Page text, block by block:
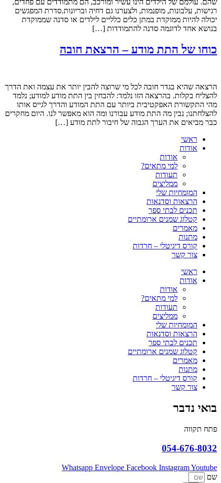
רגישות, עלבונות, מופנמות, ולצערנו גם דחיה ובריונות.סדרת המפגשים
יכולה להיות ממוקדת במתן כלים כלליים לילדים או סדנה שממוקדת
בנושא אחד לדוגמה סדנה להתמודדות […]
כוחו של התת מודע – הרצאת חובה
הרצאה שהיא בגדר חובה לכל מי שרוצה להבין יותר את עצמה ואת הדרך
להצליח בקלות. בהרצאה הזו נלמד: להבחין בין התת מודע למודע; נלמד
מהי התקשורת האפקטיבית ביותר עם התת המודע והדרך לגייס אותו
להצלחתנו; נבין מה התת מודע עבורנו ומה הוא מאפשר לנו. היום מחקרים
כבר מביאים את הערך הגבוה של חיבור לתת מודע […]
ראשי
אודות
אודות
למי מתאים?
תעודות
ממליצים
המומחיות שלי
הרצאות וסדנאות
תכנים לבתי ספר
קטלוג שמנים ארומתיים
מאמרים
מתנות
קורס דיגיטלי – חרדות
צור קשר
ראשי
אודות
אודות
למי מתאים?
תעודות
ממליצים
המומחיות שלי
הרצאות וסדנאות
תכנים לבתי ספר
קטלוג שמנים ארומתיים
מאמרים
מתנות
קורס דיגיטלי – חרדות
צור קשר
בואי נדבר
פתח תקווה
054-676-8032
Whatsapp Envelope Facebook InstagramYoutube
שם